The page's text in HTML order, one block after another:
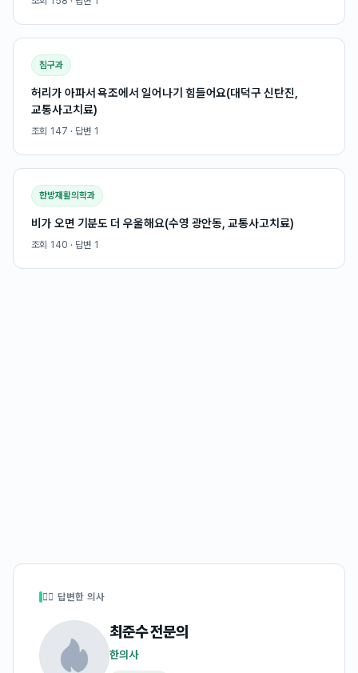
침구과
허리가 아파서 욕조에서 일어나기 힘들어요(대덕구 신탄진,
교통사고치료)
조회 147 · 답변 1
한방재활의학과
비가 오면 기분도 더 우울해요(수영 광안동, 교통사고치료)
조회 140 · 답변 1
👩‍⚕️ 답변한 의사
최준수전문의
한의사